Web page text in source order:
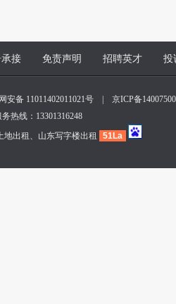
接 免责声明 招聘英才 投
安备 11011402011021号
京ICP备
热线：13301316248
地出租、山东写字楼出租
51La